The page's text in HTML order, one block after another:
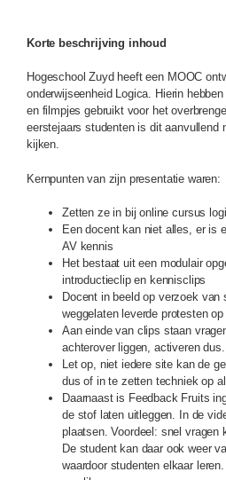
Korte beschrijving inhoud
Hogeschool Zuyd heeft een MOOC
onderwijseenheid Logica. Hierin
en filmpjes gebruikt voor het
eerstejaars studenten is dit aanvullend
kijken.
Kernpunten van zijn presentatie waren:
Zetten ze in bij online cursus
Een docent kan niet alles, er is
AV kennis
Het bestaat uit een modulair
introductieclip en kennisclips
Docent in beeld op verzoek van
weggelaten leverde protesten
Aan einde van clips staan
achterover liggen, activeren dus.
Let op, niet iedere site kan de
dus of in te zetten techniek op
Daarnaast is Feedback Fruits
de stof laten uitleggen. In de
plaatsen. Voordeel: snel vragen
De student kan daar ook weer
waardoor studenten elkaar